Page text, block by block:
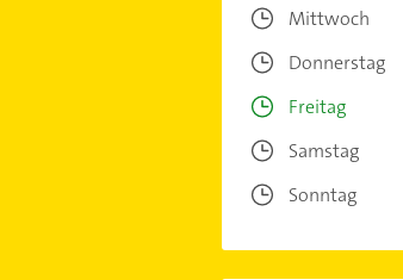
Mittwoch
Donnerstag
Freitag
Samstag
Sonntag